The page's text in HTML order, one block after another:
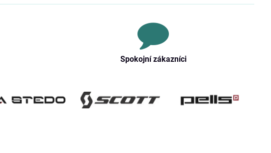
Spokojní zákazníci